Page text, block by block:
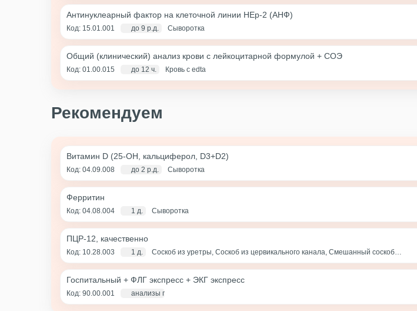
Антинуклеарный фактор на клеточной линии HEp-2 (АНФ)
Код: 15.01.001 до 9 р.д. Сыворотка
Общий (клинический) анализ крови с лейкоцитарной формулой + COЭ
Код: 01.00.015 до 12 ч. Кровь с edta
Рекомендуем
Витамин D (25-OH, кальциферол, D3+D2)
Код: 04.09.008 до 2 р.д. Сыворотка
Ферритин
Код: 04.08.004 1 д. Сыворотка
ПЦР-12, качественно
Код: 10.28.003 1 д.
Соскоб из уретры, Соскоб из цервикального канала, Смешанный соскоб
Госпитальный + ФЛГ экспресс + ЭКГ экспресс
Код: 90.00.001 анализы по крови - 1 д., экг и флг - 1 час